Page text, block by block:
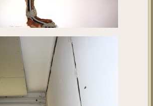
projekt jelenlegi állását tekinthetik meg. A fotók